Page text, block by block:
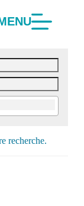
recherche.